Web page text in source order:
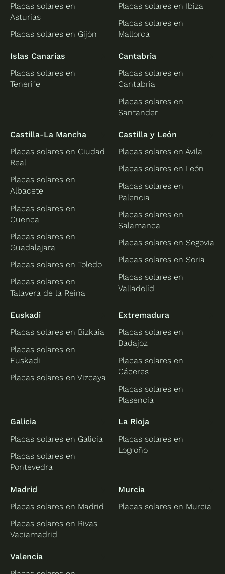
Placas solares en
Asturias
Placas solares en Gijón
Placas solares en Ibiza
Placas solares en
Mallorca
Islas Canarias
Placas solares en
Tenerife
Cantabria
Placas solares en
Cantabria
Placas solares en
Santander
Castilla-La Mancha
Placas solares en Ciudad
Real
Placas solares en
Albacete
Placas solares en
Cuenca
Placas solares en
Guadalajara
Placas solares en Toledo
Placas solares en
Talavera de la Reina
Castilla y León
Placas solares en Ávila
Placas solares en León
Placas solares en
Palencia
Placas solares en
Salamanca
Placas solares en Segovia
Placas solares en Soria
Placas solares en
Valladolid
Euskadi
Placas solares en Bizkaia
Placas solares en
Euskadi
Placas solares en Vizcaya
Extremadura
Placas solares en
Badajoz
Placas solares en
Cáceres
Placas solares en
Plasencia
Galicia
Placas solares en Galicia
Placas solares en
Pontevedra
La Rioja
Placas solares en
Logroño
Madrid
Placas solares en Madrid
Placas solares en Rivas
Vaciamadrid
Murcia
Placas solares en Murcia
Valencia